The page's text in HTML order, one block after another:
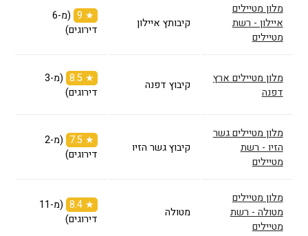
מלון מטיילים
איילון - רשת
מטיילים
קיבותץ איילון
★ 9
(מ-6
דירוגים)
מלון מטיילים ארץ
דפנה
קיבוץ דפנה ★ 8.5
(מ-3
דירוגים)
מלון מטיילים גשר
הזיו - רשת
מטיילים
קיבוץ גשר הזיו
★ 7.5
(מ-2
דירוגים)
מלון מטיילים
מטולה - רשת
מטיילים
מטולה
★ 8.4
(מ-11
דירוגים)